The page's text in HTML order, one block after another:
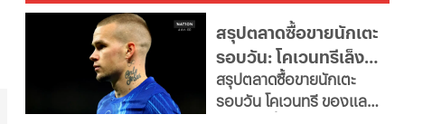
ขนาดใหญ่ มีทั้งราคาน้ำมัน
ดีเซล เบนซิน และ แก๊สโซ
ฮอล์
สรุปตลาดซื้อขายนักเตะ
รอบวัน: โคเวนทรีเล็ง
"มูดริก" สาลิกาปัดปืน
ซื้อ "กิมาไรส์"
สรุปตลาดซื้อขายนักเตะ
รอบวัน โคเวนทรี ของแลม